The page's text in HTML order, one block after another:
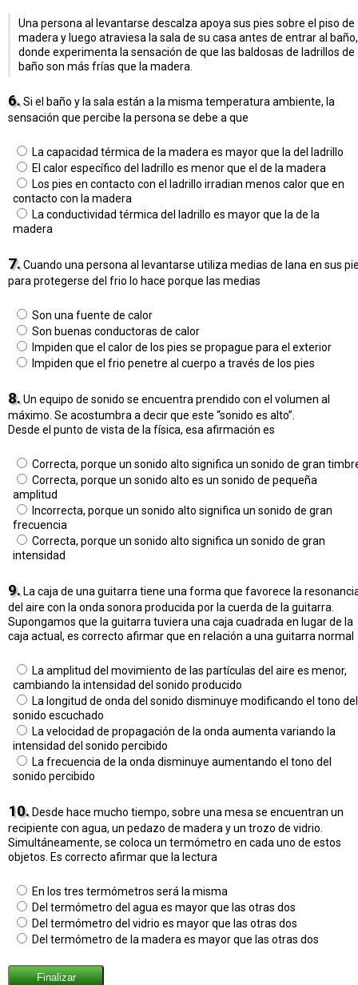
Una persona al levantarse descalza apoya sus pies sobre el piso de
madera y luego atraviesa la sala de su casa antes de entrar al baño,
donde experimenta la sensación de que las baldosas de ladrillos de
baño son más frías que la madera.
6.Si el baño y la sala están a la misma temperatura ambiente, la
sensación que percibe la persona se debe a que
La capacidad térmica de la madera es mayor que la del ladrillo
El calor específico del ladrillo es menor que el de la madera
Los pies en contacto con el ladrillo irradian menos calor que en
contacto con la madera
La conductividad térmica del ladrillo es mayor que la de la
madera
7.Cuando una persona al levantarse utiliza medias de lana en sus
para protegerse del frio lo hace porque las medias
Son una fuente de calor
Son buenas conductoras de calor
Impiden que el calor de los pies se propague para el exterior
Impiden que el frio penetre al cuerpo a través de los pies
8.Un equipo de sonido se encuentra prendido con el volumen al
máximo. Se acostumbra a decir que este “sonido es alto”.
Desde el punto de vista de la física, esa afirmación es
Correcta, porque un sonido alto significa un sonido de gran
Correcta, porque un sonido alto es un sonido de pequeña
amplitud
Incorrecta, porque un sonido alto significa un sonido de gran
frecuencia
Correcta, porque un sonido alto significa un sonido de gran
intensidad
9.La caja de una guitarra tiene una forma que favorece la
del aire con la onda sonora producida por la cuerda de la guitarra.
Supongamos que la guitarra tuviera una caja cuadrada en lugar de la
caja actual, es correcto afirmar que en relación a una guitarra normal
La amplitud del movimiento de las partículas del aire es menor,
cambiando la intensidad del sonido producido
La longitud de onda del sonido disminuye modificando el tono del
sonido escuchado
La velocidad de propagación de la onda aumenta variando la
intensidad del sonido percibido
La frecuencia de la onda disminuye aumentando el tono del
sonido percibido
10.Desde hace mucho tiempo, sobre una mesa se encuentran un
recipiente con agua, un pedazo de madera y un trozo de vidrio.
Simultáneamente, se coloca un termómetro en cada uno de estos
objetos. Es correcto afirmar que la lectura
En los tres termómetros será la misma
Del termómetro del agua es mayor que las otras dos
Del termómetro del vidrio es mayor que las otras dos
Del termómetro de la madera es mayor que las otras dos